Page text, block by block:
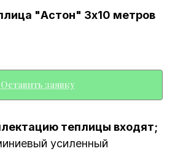
"Астон" 3х10 метров
Оставить заявку
теплицы входят;
усиленный